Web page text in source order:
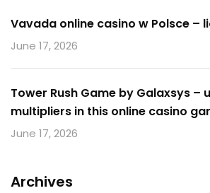
Vavada online casino w Polsce –
June 17, 2026
Tower Rush Game by Galaxsys –
multipliers in this online casino
June 17, 2026
Archives